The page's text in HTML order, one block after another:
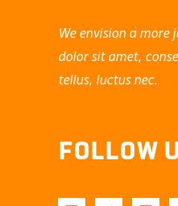
We envision a more
dolor sit amet,
tellus, luctus nec.
Follow